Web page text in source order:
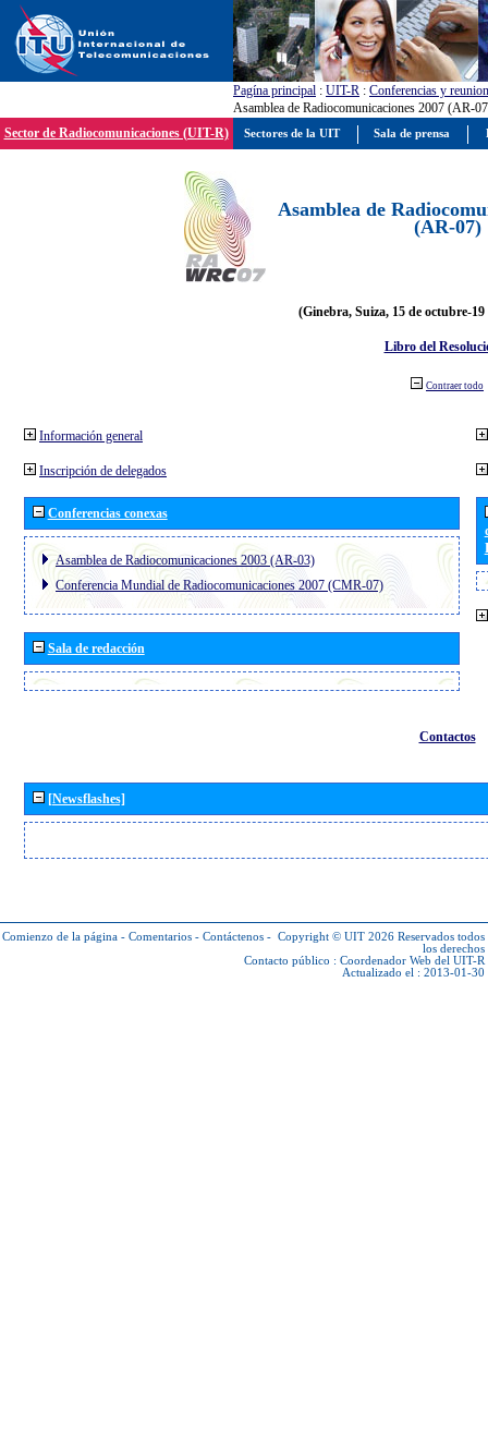
Pagína principal : UIT-R : Conferencias y
Asamblea de Radiocomunicaciones 2007 (AR-
Sector de Radiocomunicaciones (UIT-R)
Asamblea de
(AR-07)
(Ginebra, Suiza, 15 de octubre-19
Libro del
Contraer todo
Información general
Inscripción de delegados
Conferencias conexas
Asamblea de Radiocomunicaciones 2003 (AR-03)
Conferencia Mundial de Radiocomunicaciones 2007 (CMR-07)
Sala de redacción
Contactos
[Newsflashes]
Comienzo de la página - Comentarios - Contáctenos - Copyright © UIT 2026 Reservados todos
los derechos
Contacto público : Coordenador Web del UIT-R
Actualizado el : 2013-01-30
Sectores de la UIT Sala de prensa